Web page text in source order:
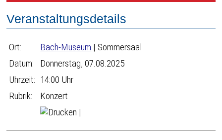
Veranstaltungsdetails
Ort: Bach-Museum | Sommersaal
Datum:
Donnerstag, 07.08.2025
Uhrzeit: 14:00 Uhr
Rubrik:
Konzert
|